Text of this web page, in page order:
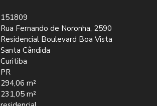
151809
Rua Fernando de Noronha, 2590
Residencial Boulevard Boa Vista
Santa Cândida
Curitiba
PR
294,06 m²
231,05 m²